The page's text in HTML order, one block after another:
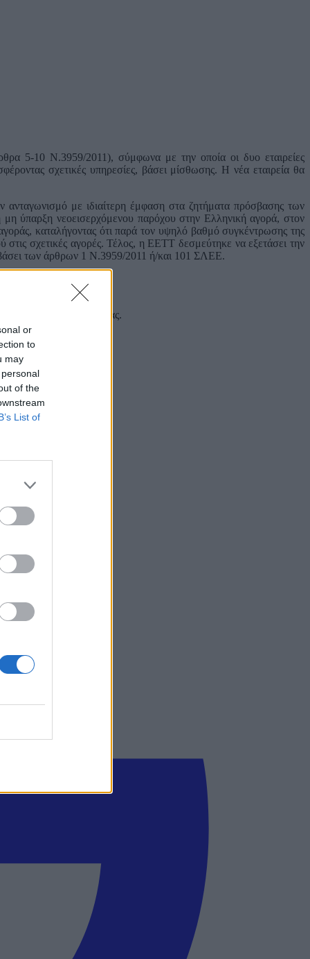
or
to
may
of the
List of
5-10 Ν.3959/2011), σύμφωνα με την οποία οι δυο εταιρείες
σχετικές υπηρεσίες, βάσει μίσθωσης. Η νέα εταιρεία θα
ανταγωνισμό με ιδιαίτερη έμφαση στα ζητήματα πρόσβασης των
ύπαρξη νεοεισερχόμενου παρόχου στην Ελληνική αγορά, στον
καταλήγοντας ότι παρά τον υψηλό βαθμό συγκέντρωσης της
σχετικές αγορές. Τέλος, η ΕΕΤΤ δεσμεύτηκε να εξετάσει την
βάσει των άρθρων 1 Ν.3959/2011 ή/και 101 ΣΛΕΕ.
και στα social media σας.